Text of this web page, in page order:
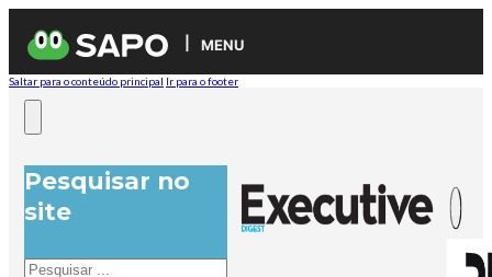
MENU
Saltar para o conteúdo principal Ir para o footer
Pesquisar no
site
Pesquisar